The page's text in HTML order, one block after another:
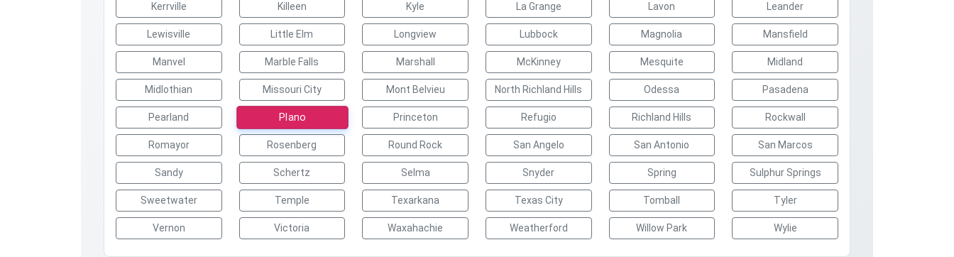
Kerrville Killeen Kyle La Grange Lavon Leander
Lewisville Little Elm Longview Lubbock Magnolia Mansfield
Manvel Marble Falls Marshall McKinney Mesquite Midland
Midlothian Missouri City Mont Belvieu North Richland Hills Odessa Pasadena
Pearland Plano Princeton Refugio Richland Hills Rockwall
Romayor Rosenberg Round Rock San Angelo San Antonio San Marcos
Sandy Schertz Selma Snyder Spring Sulphur Springs
Sweetwater Temple Texarkana Texas City Tomball Tyler
Vernon Victoria Waxahachie Weatherford Willow Park Wylie